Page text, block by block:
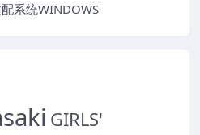
系统WINDOWS
GIRLS'